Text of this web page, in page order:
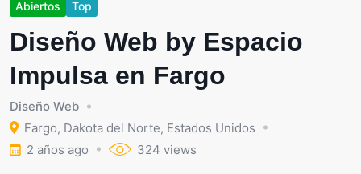
Abiertos Top
Diseño Web by Espacio
Impulsa en Fargo
Diseño Web
Fargo, Dakota del Norte, Estados Unidos
2 años ago
324 views